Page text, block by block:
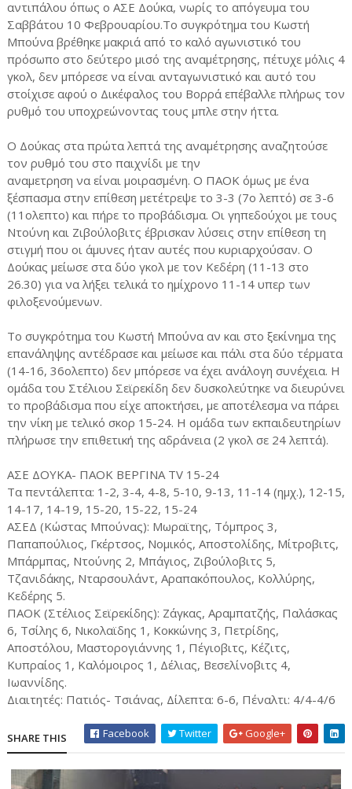
αντιπάλου όπως ο ΑΣΕ Δούκα, νωρίς το απόγευμα του
Σαββάτου 10 Φεβρουαρίου.To συγκρότημα του Κωστή
Μπούνα βρέθηκε μακριά από το καλό αγωνιστικό του
πρόσωπο στο δεύτερο μισό της αναμέτρησης, πέτυχε μόλις 4
γκολ, δεν μπόρεσε να είναι ανταγωνιστικό και αυτό του
στοίχισε αφού ο Δικέφαλος του Βορρά επέβαλλε πλήρως τον
ρυθμό του υποχρεώνοντας τους μπλε στην ήττα.
Ο Δούκας στα πρώτα λεπτά της αναμέτρησης αναζητούσε
τον ρυθμό του στο παιχνίδι με την
αναμετρηση να είναι μοιρασμένη. Ο ΠΑΟΚ όμως με ένα
ξέσπασμα στην επίθεση μετέτρεψε το 3-3 (7ο λεπτό) σε 3-6
(11ολεπτο) και πήρε το προβάδισμα. Οι γηπεδούχοι με τους
Ντούνη και Ζιβούλοβιτς έβρισκαν λύσεις στην επίθεση τη
στιγμή που οι άμυνες ήταν αυτές που κυριαρχούσαν. Ο
Δούκας μείωσε στα δύο γκολ με τον Κεδέρη (11-13 στο
26.30) για να λήξει τελικά το ημίχρονο 11-14 υπερ των
φιλοξενούμενων.
Το συγκρότημα του Κωστή Μπούνα αν και στο ξεκίνημα της
επανάληψης αντέδρασε και μείωσε και πάλι στα δύο τέρματα
(14-16, 36ολεπτο) δεν μπόρεσε να έχει ανάλογη συνέχεια. H
ομάδα του Στέλιου Σεϊρεκίδη δεν δυσκολεύτηκε να διευρύνει
το προβάδισμα που είχε αποκτήσει, με αποτέλεσμα να πάρει
την νίκη με τελικό σκορ 15-24. Η ομάδα των εκπαιδευτηρίων
πλήρωσε την επιθετική της αδράνεια (2 γκολ σε 24 λεπτά).
AΣΕ ΔΟΥΚΑ- ΠΑΟΚ ΒΕΡΓΙΝΑ TV 15-24
Τα πεντάλεπτα: 1-2, 3-4, 4-8, 5-10, 9-13, 11-14 (ημχ.), 12-15,
14-17, 14-19, 15-20, 15-22, 15-24
ΑΣΕΔ (Κώστας Μπούνας): Μωραϊτης, Τόμπρος 3,
Παπαπούλιος, Γκέρτσος, Νομικός, Αποστολίδης, Μίτροβιτς,
Μπάρμπας, Ντούνης 2, Μπάγιος, Ζιβούλοβιτς 5,
Τζανιδάκης, Νταρσουλάντ, Αραπακόπουλος, Κολλύρης,
Κεδέρης 5.
ΠΑΟΚ (Στέλιος Σεϊρεκίδης): Ζάγκας, Αραμπατζής, Παλάσκας
6, Τσίλης 6, Νικολαϊδης 1, Κοκκώνης 3, Πετρίδης,
Αποστόλου, Μαστορογιάννης 1, Πέγιοβιτς, Κέζιτς,
Κυπραίος 1, Καλόμοιρος 1, Δέλιας, Βεσελίνοβιτς 4,
Ιωαννίδης.
Διαιτητές: Πατιός- Τσιάνας, Δίλεπτα: 6-6, Πέναλτι: 4/4-4/6
SHARE THIS Facebook Twitter Google+